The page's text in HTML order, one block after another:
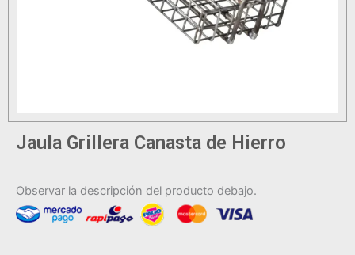
Jaula Grillera Canasta de Hierro
Observar la descripción del producto debajo.